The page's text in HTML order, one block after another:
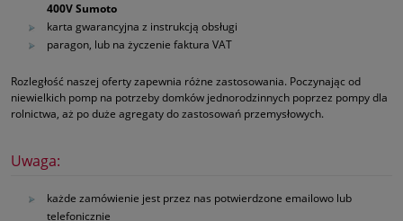
400V Sumoto
karta gwarancyjna z instrukcją obsługi
paragon, lub na życzenie faktura VAT
Rozległość naszej oferty zapewnia różne zastosowania. Poczynając od
niewielkich pomp na potrzeby domków jednorodzinnych poprzez pompy dla
rolnictwa, aż po duże agregaty do zastosowań przemysłowych.
Uwaga:
każde zamówienie jest przez nas potwierdzone emailowo lub
telefonicznie